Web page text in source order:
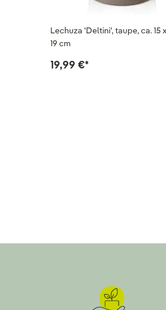
Lechuza 'Deltini', taupe, ca. 15 x
19 cm
19,99 €*